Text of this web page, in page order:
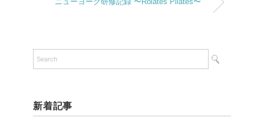
ニューヨーク研修記録 〜Rolates Pilates〜
新着記事